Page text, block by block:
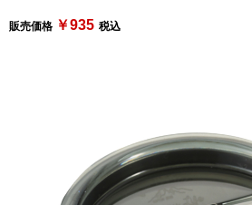
販売価格 ￥935 税込